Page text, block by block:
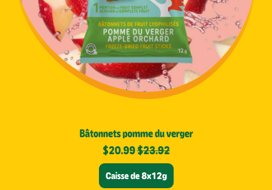
m
m
e
d
u
v
e
r
r
Bâtonnets pomme du verger
$20.99 Prix de vente
$23.92
Caisse de 8x12g